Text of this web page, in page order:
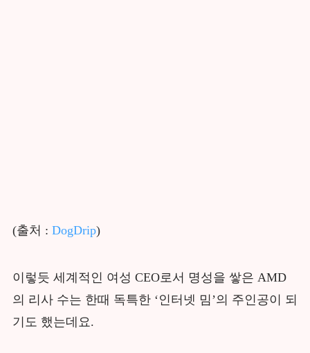
(출처 : DogDrip)
이렇듯 세계적인 여성 CEO로서 명성을 쌓은 AMD
의 리사 수는 한때 독특한 ‘인터넷 밈’의 주인공이 되
기도 했는데요.